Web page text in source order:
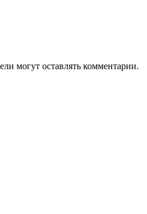
могут оставлять комментарии.